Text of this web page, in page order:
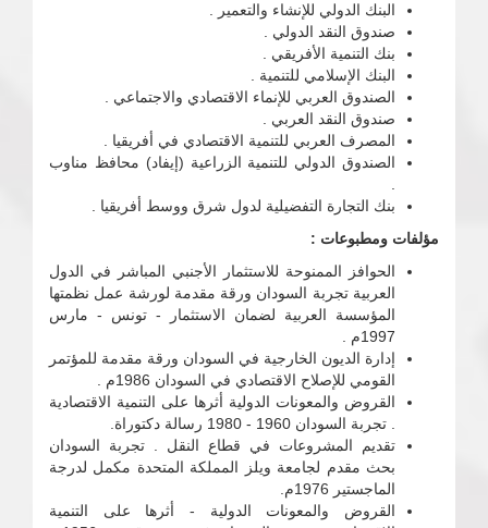
البنك الدولي للإنشاء والتعمير .
صندوق النقد الدولي .
بنك التنمية الأفريقي .
البنك الإسلامي للتنمية .
الصندوق العربي للإنماء الاقتصادي والاجتماعي .
صندوق النقد العربي .
المصرف العربي للتنمية الاقتصادي في أفريقيا .
الصندوق الدولي للتنمية الزراعية (إيفاد) محافظ مناوب
بنك التجارة التفضيلية لدول شرق ووسط أفريقيا .
مؤلفات ومطبوعات :
الحوافز الممنوحة للاستثمار الأجنبي المباشر في الدول
العربية تجربة السودان ورقة مقدمة لورشة عمل نظمتها
المؤسسة العربية لضمان الاستثمار - تونس - مارس
1997م .
إدارة الديون الخارجية في السودان ورقة مقدمة للمؤتمر
القومي للإصلاح الاقتصادي في السودان 1986م .
القروض والمعونات الدولية أثرها على التنمية الاقتصادية
. تجربة السودان 1960 - 1980 رسالة دكتوراة.
تقديم المشروعات في قطاع النقل . تجربة السودان
بحث مقدم لجامعة ويلز المملكة المتحدة مكمل لدرجة
الماجستير 1976م.
القروض والمعونات الدولية - أثرها على التنمية